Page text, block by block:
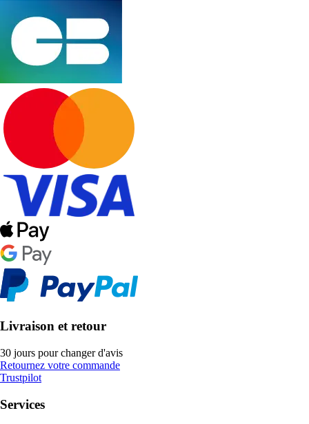
Livraison et retour
30 jours pour changer d'avis
Retournez votre commande
Trustpilot
Services